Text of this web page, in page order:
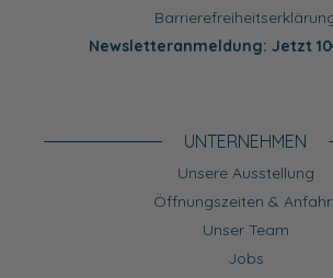
Newsletteranmeldung: Jetzt
UNTERNEHMEN
Unsere Ausstellung
Öffnungszeiten &
Unser Team
Jobs